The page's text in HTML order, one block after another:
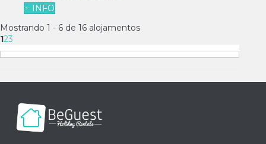
+ INFO
Mostrando 1 - 6 de 16 alojamentos
123